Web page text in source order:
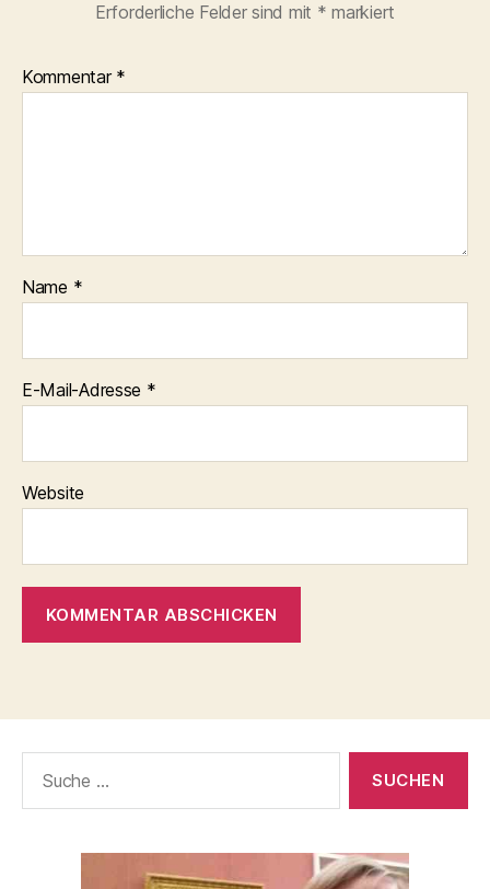
Erforderliche Felder sind mit * markiert
Kommentar *
Name *
E-Mail-Adresse *
Website
nach: